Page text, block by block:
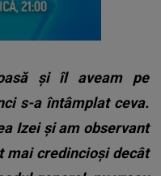
și îl aveam pe
s-a întâmplat ceva.
Izei și am observant
mai credincioși decât